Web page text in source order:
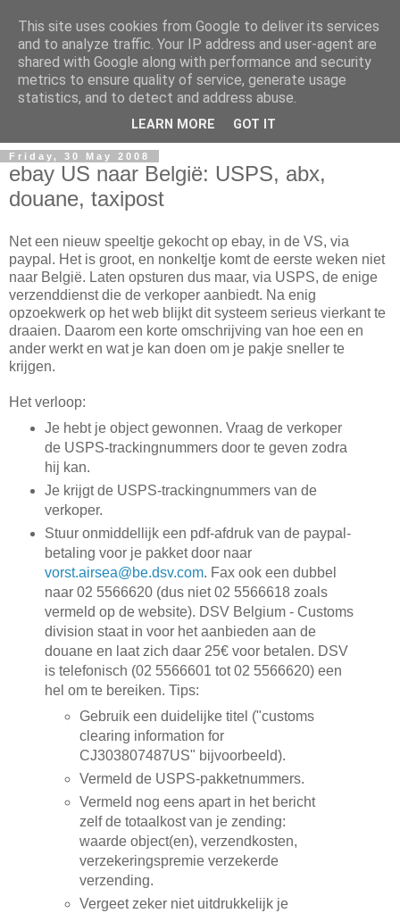
Mark Van den Borre
Friday, 30 May 2008
ebay US naar België: USPS, abx,
douane, taxipost
Net een nieuw speeltje gekocht op ebay, in de VS, via
paypal. Het is groot, en nonkeltje komt de eerste weken niet
naar België. Laten opsturen dus maar, via USPS, de enige
verzenddienst die de verkoper aanbiedt. Na enig
opzoekwerk op het web blijkt dit systeem serieus vierkant te
draaien. Daarom een korte omschrijving van hoe een en
ander werkt en wat je kan doen om je pakje sneller te
krijgen.
Het verloop:
Je hebt je object gewonnen. Vraag de verkoper
de USPS-trackingnummers door te geven zodra
hij kan.
Je krijgt de USPS-trackingnummers van de
verkoper.
Stuur onmiddellijk een pdf-afdruk van de paypal-
betaling voor je pakket door naar
vorst.airsea@be.dsv.com. Fax ook een dubbel
naar 02 5566620 (dus niet 02 5566618 zoals
vermeld op de website). DSV Belgium - Customs
division staat in voor het aanbieden aan de
douane en laat zich daar 25€ voor betalen. DSV
is telefonisch (02 5566601 tot 02 5566620) een
hel om te bereiken. Tips:
Gebruik een duidelijke titel ("customs
clearing information for
CJ303807487US" bijvoorbeeld).
Vermeld de USPS-pakketnummers.
Vermeld nog eens apart in het bericht
zelf de totaalkost van je zending:
waarde object(en), verzendkosten,
verzekeringspremie verzekerde
verzending.
Vergeet zeker niet uitdrukkelijk je
This site uses cookies from Google to deliver its services
and to analyze traffic. Your IP address and user-agent are
shared with Google along with performance and security
metrics to ensure quality of service, generate usage
statistics, and to detect and address abuse.
LEARN MORE GOT IT